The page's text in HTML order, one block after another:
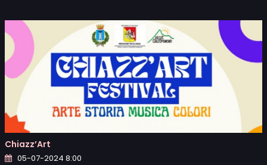
Chiazz’Art
05-07-2024 8:00